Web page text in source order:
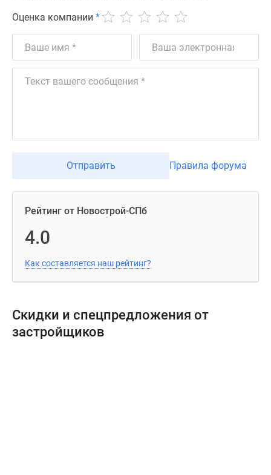
Оценка компании *
Отправить Правила форума
Рейтинг от Новострой-СПб
4.0
Как составляется наш рейтинг?
Скидки и спецпредложения от
застройщиков